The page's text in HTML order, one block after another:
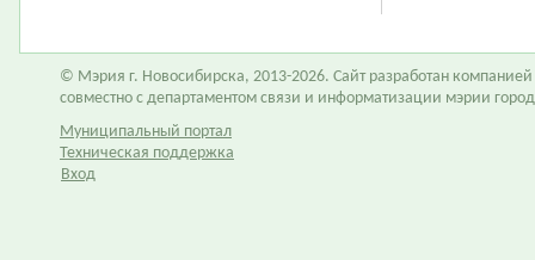
© Мэрия г. Новосибирска, 2013-2026. Сайт разработан компанией
совместно с департаментом связи и информатизации мэрии
Муниципальный портал
Техническая поддержка
Вход